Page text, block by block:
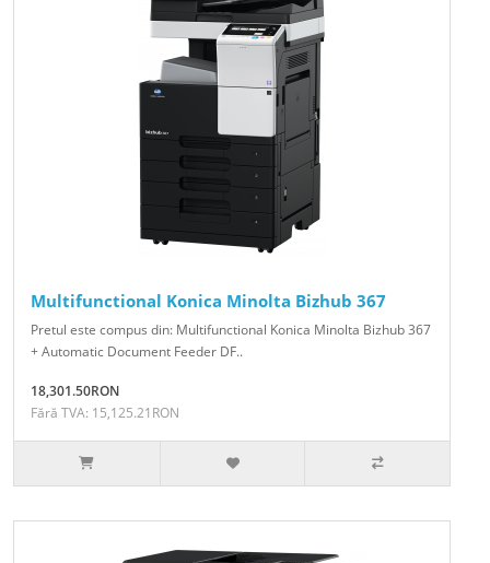
Multifunctional Konica Minolta Bizhub 367
Pretul este compus din: Multifunctional Konica Minolta Bizhub 367
+ Automatic Document Feeder DF..
18,301.50RON
Fără TVA: 15,125.21RON